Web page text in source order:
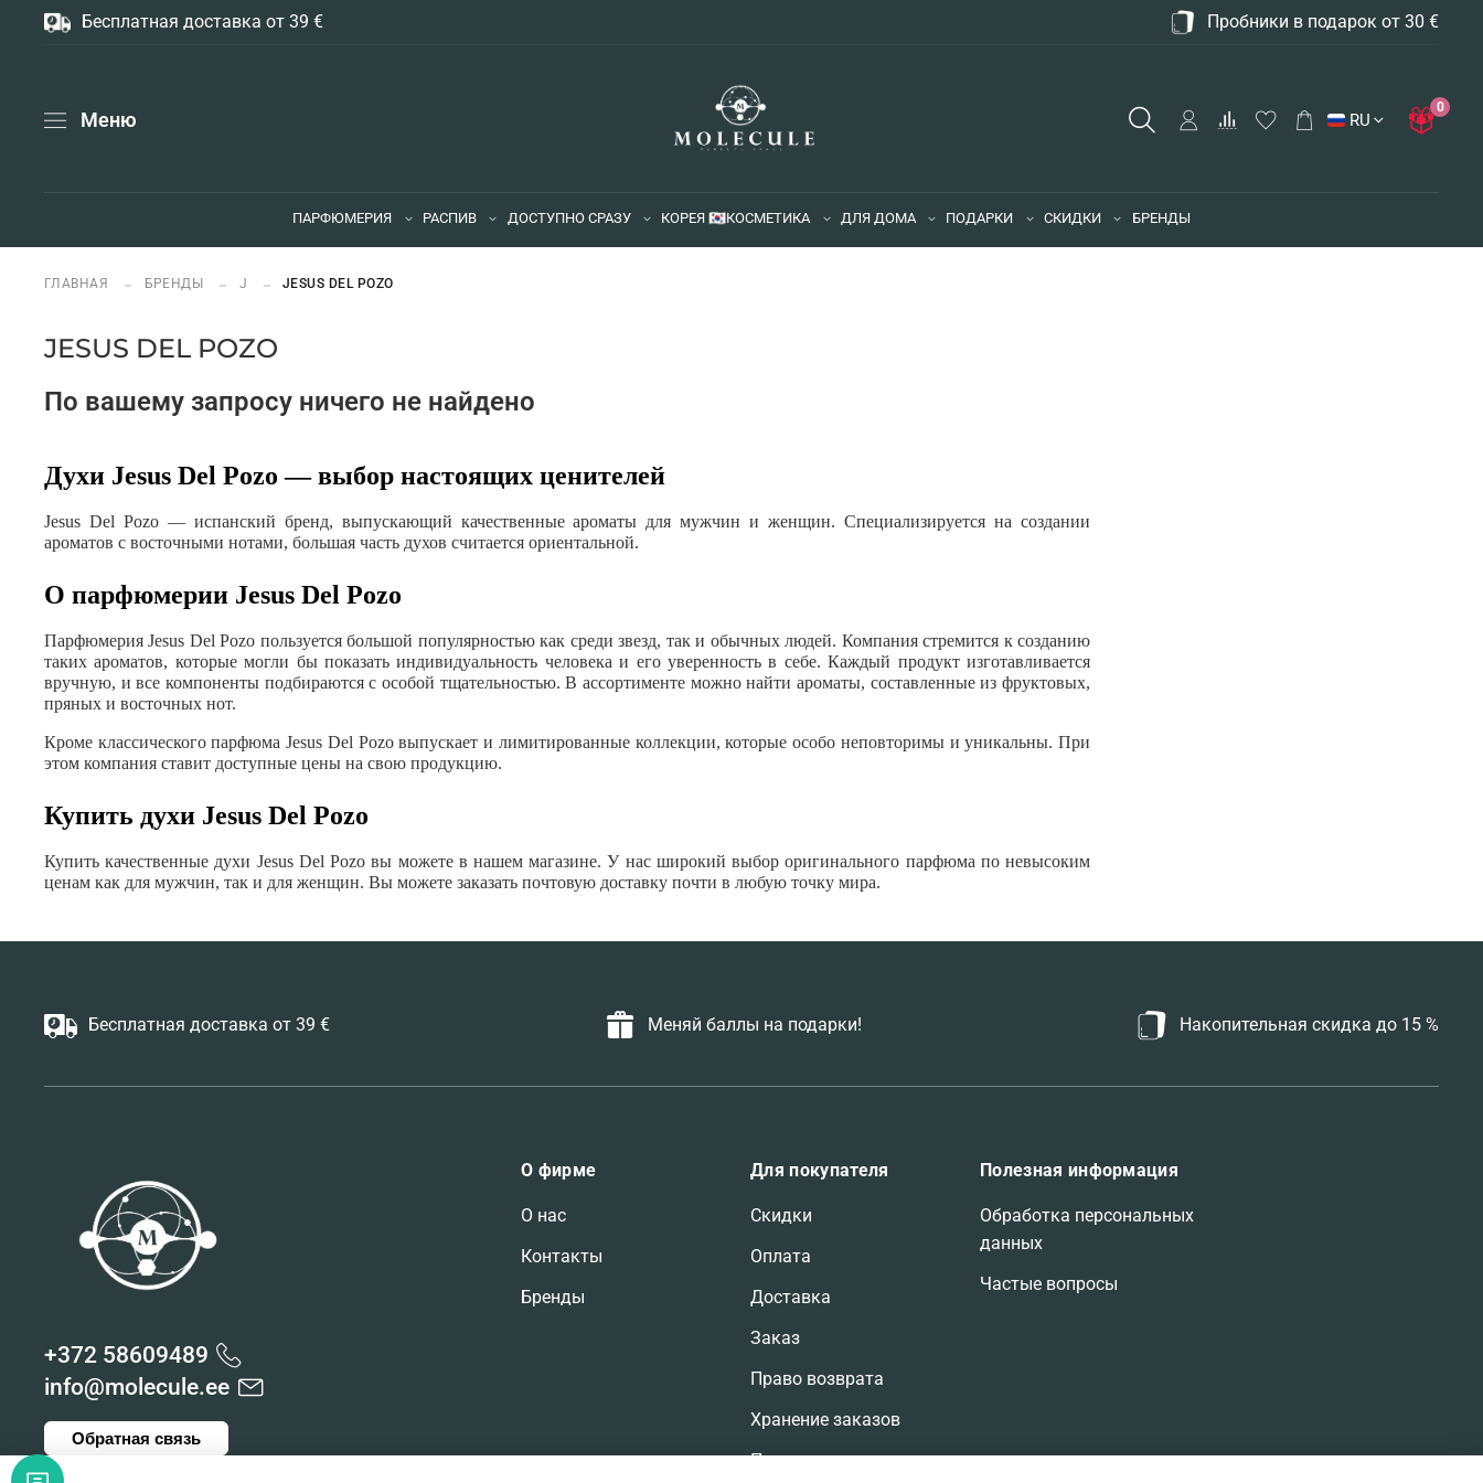
Бесплатная доставка от 39 € Пробники в подарок от 30 €
Меню RU
0
ПАРФЮМЕРИЯ РАСПИВ ДОСТУПНО СРАЗУ КОРЕЯ 🇰🇷КОСМЕТИКА ДЛЯ ДОМА ПОДАРКИ СКИДКИ БРЕНДЫ
ГЛАВНАЯ БРЕНДЫ J JESUS DEL POZO
JESUS DEL POZO
По вашему запросу ничего не найдено
Духи Jesus Del Pozo — выбор настоящих ценителей
Jesus Del Pozo — испанский бренд, выпускающий качественные ароматы для мужчин и женщин. Специализируется на создании
ароматов с восточными нотами, большая часть духов считается ориентальной.
О парфюмерии Jesus Del Pozo
Парфюмерия Jesus Del Pozo пользуется большой популярностью как среди звезд, так и обычных людей. Компания стремится к созданию
таких ароматов, которые могли бы показать индивидуальность человека и его уверенность в себе. Каждый продукт изготавливается
вручную, и все компоненты подбираются с особой тщательностью. В ассортименте можно найти ароматы, составленные из фруктовых,
пряных и восточных нот.
Кроме классического парфюма Jesus Del Pozo выпускает и лимитированные коллекции, которые особо неповторимы и уникальны. При
этом компания ставит доступные цены на свою продукцию.
Купить духи Jesus Del Pozo
Купить качественные духи Jesus Del Pozo вы можете в нашем магазине. У нас широкий выбор оригинального парфюма по невысоким
ценам как для мужчин, так и для женщин. Вы можете заказать почтовую доставку почти в любую точку мира.
Бесплатная доставка от 39 € Меняй баллы на подарки! Накопительная скидка до 15 %
О фирме
О нас
Контакты
Бренды
Для покупателя
Скидки
Оплата
Доставка
Заказ
Право возврата
Хранение заказов
Претензии по заказам
Полезная информация
Обработка персональных
данных
Частые вопросы
+372 58609489
info@molecule.ee
Обратная связь